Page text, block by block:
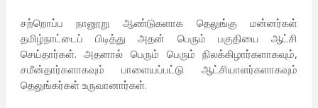
சற்றொப்ப நானூறு ஆண்டுகளாக தெலுங்கு மன்னர்கள்
தமிழ்நாட்டைப் பிடித்து அதன் பெரும் பகுதியை ஆட்சி
செய்தார்கள். அதனால் பெரும் பெரும் நிலக்கிழார்களாகவும்,
சமீன்தார்களாகவும் பாளையப்பட்டு ஆட்சியாளர்களாகவும்
தெலுங்கர்கள் உருவானார்கள்.